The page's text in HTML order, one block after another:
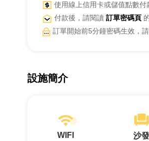
使用線上信用卡或儲值點數付
付款後，請閱讀 訂單密碼頁
訂單開始前5分鐘密碼生效，
設施簡介
WIFI 沙發